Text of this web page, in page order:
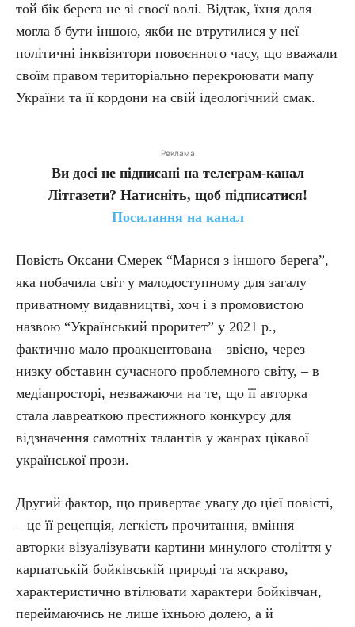
той бік берега не зі своєї волі. Відтак, їхня доля
могла б бути іншою, якби не втрутилися у неї
політичні інквізитори повоєнного часу, що вважали
своїм правом територіально перекроювати мапу
України та її кордони на свій ідеологічний смак.
Реклама
Ви досі не підписані на телеграм-канал
Літгазети? Натисніть, щоб підписатися!
Посилання на канал
Повість Оксани Смерек “Марися з іншого берега”,
яка побачила світ у малодоступному для загалу
приватному видавництві, хоч і з промовистою
назвою “Український проритет” у 2021 р.,
фактично мало проакцентована – звісно, через
низку обставин сучасного проблемного світу, – в
медіапросторі, незважаючи на те, що її авторка
стала лавреаткою престижного конкурсу для
відзначення самотніх талантів у жанрах цікавої
української прози.
Другий фактор, що привертає увагу до цієї повісті,
– це її рецепція, легкість прочитання, вміння
авторки візуалізувати картини минулого століття у
карпатській бойківській природі та яскраво,
характеристично втілювати характери бойківчан,
переймаючись не лише їхньою долею, а й